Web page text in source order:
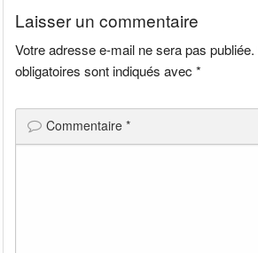
Laisser un commentaire
Votre adresse e-mail ne sera pas publiée.
obligatoires sont indiqués avec*
Commentaire*